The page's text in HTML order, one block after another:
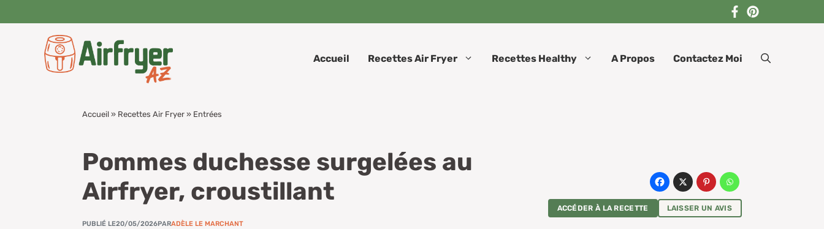
au
Accueil Recettes Air Fryer Recettes Healthy A Propos Contactez Moi
Accueil » Recettes Air Fryer » Entrées
Pommes duchesse surgelées au
Airfryer, croustillant
PUBLIÉ LE20/05/2026PARADÈLE LE MARCHANT
ACCÉDER À LA RECETTE LAISSER UN AVIS